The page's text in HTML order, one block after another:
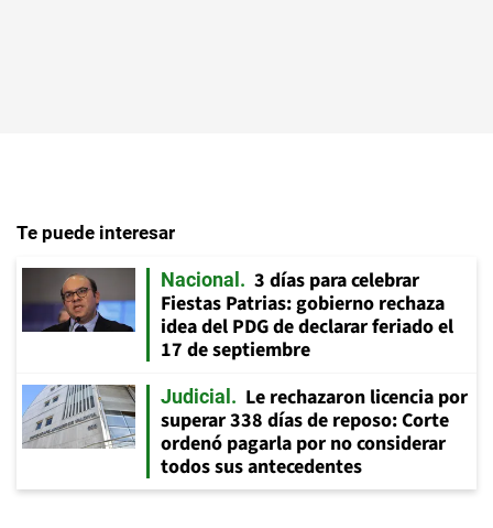
Te puede interesar
Nacional
3 días para celebrar
Fiestas Patrias: gobierno rechaza
idea del PDG de declarar feriado el
17 de septiembre
Judicial
Le rechazaron licencia por
superar 338 días de reposo: Corte
ordenó pagarla por no considerar
todos sus antecedentes